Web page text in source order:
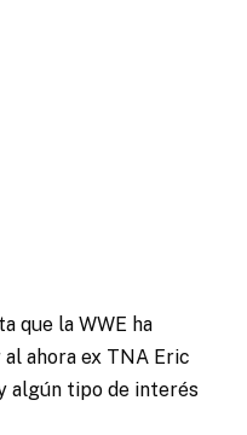
que la WWE ha
ahora ex TNA Eric
algún tipo de interés